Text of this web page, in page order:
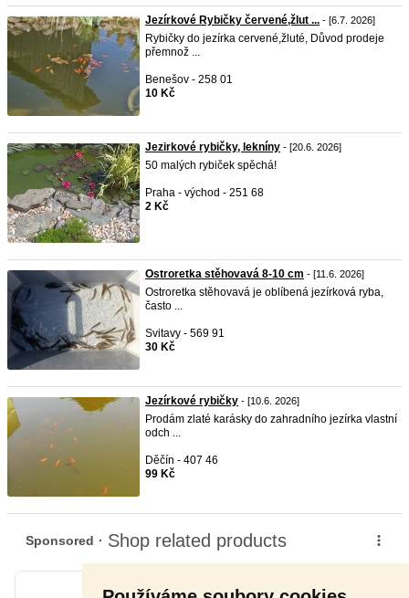
Jezírkové Rybičky červené,žlut ... - [6.7. 2026]
Rybičky do jezírka cervené,žluté, Důvod prodeje
přemnož ...
Benešov - 258 01
10 Kč
Jezirkové rybičky, lekníny - [20.6. 2026]
50 malých rybiček spěchá!
Praha - východ - 251 68
2 Kč
Ostroretka stěhovavá 8-10 cm - [11.6. 2026]
Ostroretka stěhovavá je oblíbená jezírková ryba,
často ...
Svitavy - 569 91
30 Kč
Jezírkové rybičky - [10.6. 2026]
Prodám zlaté karásky do zahradního jezírka vlastní
odch ...
Děčín - 407 46
99 Kč